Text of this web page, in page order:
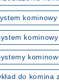
do komina